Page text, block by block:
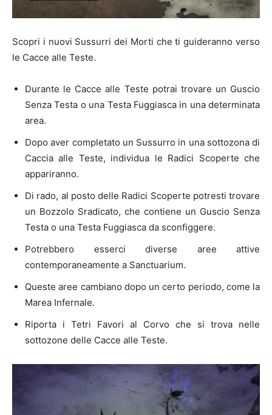
Scopri i nuovi Sussurri dei Morti che ti guideranno verso
le Cacce alle Teste.
Durante le Cacce alle Teste potrai trovare un Guscio
Senza Testa o una Testa Fuggiasca in una determinata
area.
Dopo aver completato un Sussurro in una sottozona di
Caccia alle Teste, individua le Radici Scoperte che
appariranno.
Di rado, al posto delle Radici Scoperte potresti trovare
un Bozzolo Sradicato, che contiene un Guscio Senza
Testa o una Testa Fuggiasca da sconfiggere.
Potrebbero esserci diverse aree attive
contemporaneamente a Sanctuarium.
Queste aree cambiano dopo un certo periodo, come la
Marea Infernale.
Riporta i Tetri Favori al Corvo che si trova nelle
sottozone delle Cacce alle Teste.